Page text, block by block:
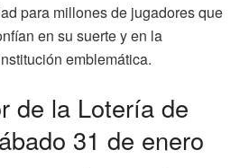
para millones de jugadores que
en su suerte y en la
emblemática.
de la Lotería de
31 de enero